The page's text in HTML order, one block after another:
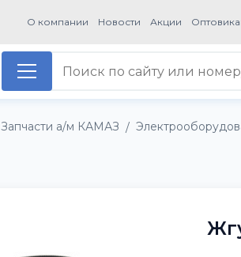
О компании Новости Акции
Запчасти а/м КАМАЗ /